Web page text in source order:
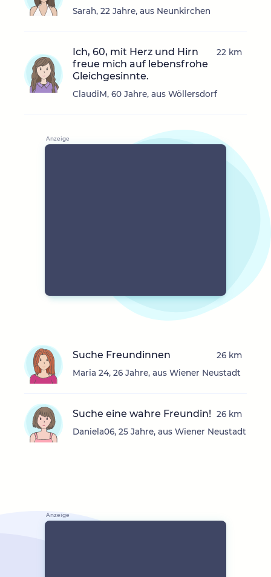
Sarah, 22 Jahre, aus Neunkirchen
Ich, 60, mit Herz und Hirn
freue mich auf lebensfrohe
Gleichgesinnte.
ClaudiM, 60 Jahre, aus Wöllersdorf
22 km
Suche Freundinnen
Maria 24, 26 Jahre, aus Wiener Neustadt
26 km
Suche eine wahre Freundin!
Daniela06, 25 Jahre, aus Wiener Neustadt
26 km